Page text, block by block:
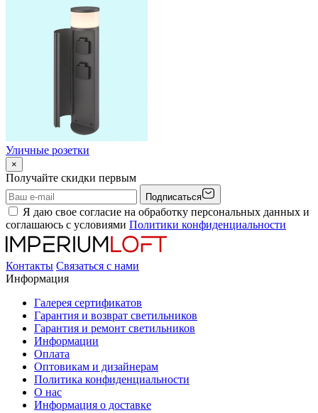
Уличные розетки
×
Получайте скидки первым
Подписаться
Я даю свое согласие на обработку персональных данных и
соглашаюсь с условиями Политики конфиденциальности
Контакты Связаться с нами
Информация
Галерея сертификатов
Гарантия и возврат светильников
Гарантия и ремонт светильников
Информации
Оплата
Оптовикам и дизайнерам
Политика конфиденциальности
О нас
Информация о доставке